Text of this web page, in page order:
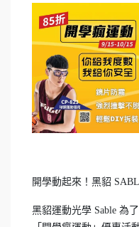
開學動起來！黑貂
黑貂運動光學 Sable 為